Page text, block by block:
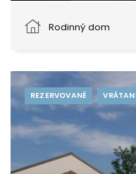
Rodinný dom
REZERVOVANÉ